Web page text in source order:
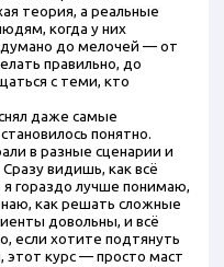
теория, а реальные
когда у них
до мелочей — от
правильно, до
с теми, кто
даже самые
понятно.
в разные сценарии и
видишь, как всё
я гораздо лучше понимаю,
как решать сложные
довольны, и всё
если хотите подтянуть
курс — просто маст